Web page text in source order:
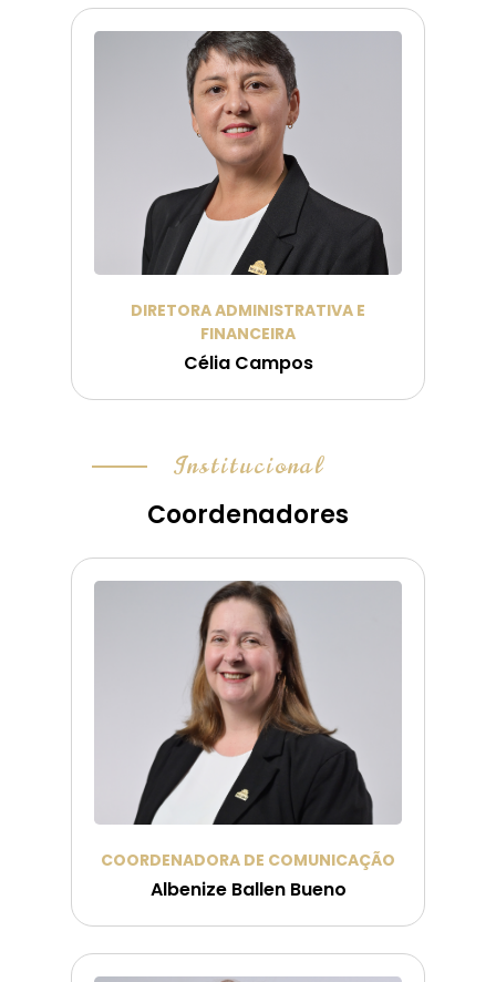
DIRETORA ADMINISTRATIVA E
FINANCEIRA
Célia Campos
Institucional
Coordenadores
COORDENADORA DE COMUNICAÇÃO
Albenize Ballen Bueno